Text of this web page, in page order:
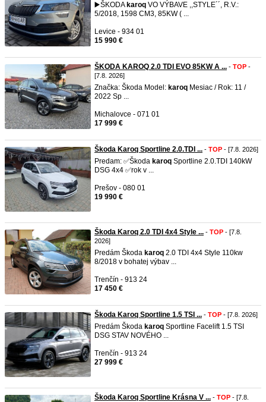
▶️ŠKODA karoq VO VÝBAVE ,,STYLE´´, R.V.:
5/2018, 1598 CM3, 85KW ( ...
Levice - 934 01
15 990 €
ŠKODA KAROQ 2.0 TDI EVO 85KW A ... - TOP -
[7.8. 2026]
Značka: Škoda Model: karoq Mesiac / Rok: 11 /
2022 Sp ...
Michalovce - 071 01
17 999 €
Škoda Karoq Sportline 2.0.TDI ... - TOP - [7.8. 2026]
Predam: ✅Škoda karoq Sportline 2.0.TDI 140kW
DSG 4x4 ✅rok v ...
Prešov - 080 01
19 990 €
Škoda Karoq 2.0 TDI 4x4 Style ... - TOP - [7.8.
2026]
Predám Škoda karoq 2.0 TDI 4x4 Style 110kw
8/2018 v bohatej výbav ...
Trenčín - 913 24
17 450 €
Škoda Karoq Sportline 1.5 TSI ... - TOP - [7.8. 2026]
Predám Škoda karoq Sportline Facelift 1.5 TSI
DSG STAV NOVÉHO ...
Trenčín - 913 24
27 999 €
Škoda Karoq Sportline Krásna V ... - TOP - [7.8.